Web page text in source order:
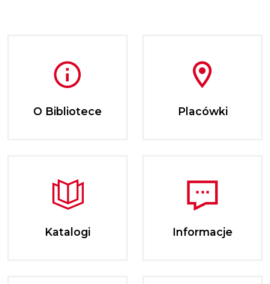
O Bibliotece Placówki
Katalogi Informacje